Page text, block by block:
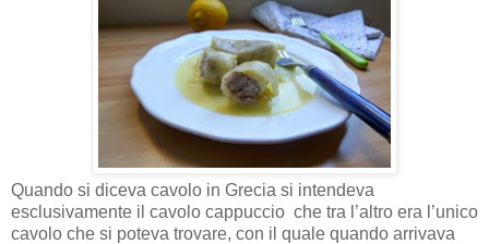
Quando si diceva cavolo in Grecia si intendeva
esclusivamente il cavolo cappuccio che tra l’altro era l’unico
cavolo che si poteva trovare, con il quale quando arrivava